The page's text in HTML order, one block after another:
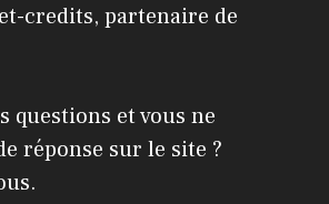
credits, partenaire de
questions et vous ne
réponse sur le site ?